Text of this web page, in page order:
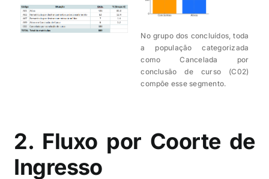
No grupo dos concluídos, toda
a população categorizada
como Cancelada por
conclusão de curso (C02)
compõe esse segmento.
2. Fluxo por Coorte de
Ingresso